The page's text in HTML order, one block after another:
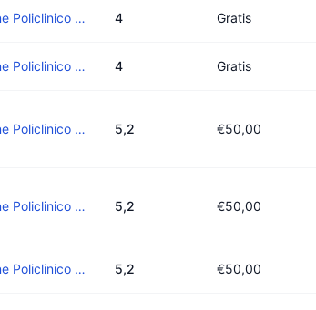
Fondazione Policlinico Di Monza 4 Gratis
Fondazione Policlinico Di Monza 4 Gratis
Fondazione Policlinico Di Monza 5,2 €50,00
Fondazione Policlinico Di Monza 5,2 €50,00
Fondazione Policlinico Di Monza 5,2 €50,00